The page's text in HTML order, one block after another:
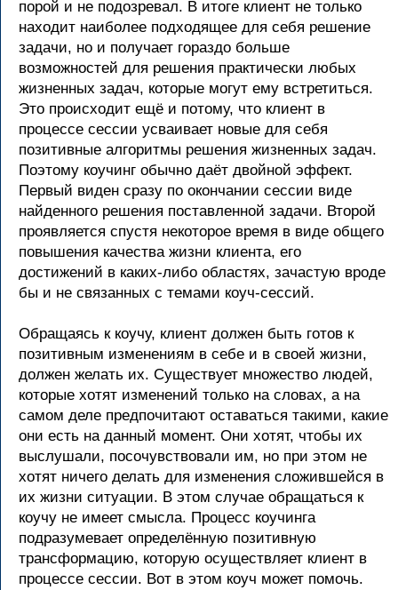
порой и не подозревал. В итоге клиент не только
находит наиболее подходящее для себя решение
задачи, но и получает гораздо больше
возможностей для решения практически любых
жизненных задач, которые могут ему встретиться.
Это происходит ещё и потому, что клиент в
процессе сессии усваивает новые для себя
позитивные алгоритмы решения жизненных задач.
Поэтому коучинг обычно даёт двойной эффект.
Первый виден сразу по окончании сессии виде
найденного решения поставленной задачи. Второй
проявляется спустя некоторое время в виде общего
повышения качества жизни клиента, его
достижений в каких-либо областях, зачастую вроде
бы и не связанных с темами коуч-сессий.
Обращаясь к коучу, клиент должен быть готов к
позитивным изменениям в себе и в своей жизни,
должен желать их. Существует множество людей,
которые хотят изменений только на словах, а на
самом деле предпочитают оставаться такими, какие
они есть на данный момент. Они хотят, чтобы их
выслушали, посочувствовали им, но при этом не
хотят ничего делать для изменения сложившейся в
их жизни ситуации. В этом случае обращаться к
коучу не имеет смысла. Процесс коучинга
подразумевает определённую позитивную
трансформацию, которую осуществляет клиент в
процессе сессии. Вот в этом коуч может помочь.